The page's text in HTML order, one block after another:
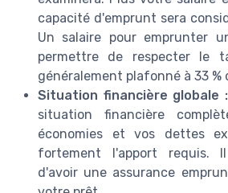
capacité d'emprunt sera
Un salaire pour emprunter
permettre de respecter le
généralement plafonné à 33 %
Situation financière globale :
situation financière
économies et vos dettes
fortement l'apport requis.
d'avoir une assurance